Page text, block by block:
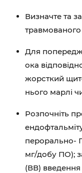
Визначте та
Для
ока
жорсткий
нього марлі
Розпочніть
перорально-
мг/добу ПО);
(ВВ) введення